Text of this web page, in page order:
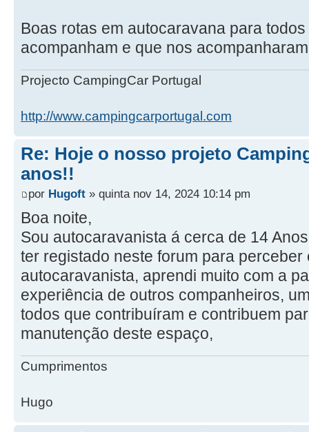
Boas rotas em autocaravana para
acompanham e que nos
Projecto CampingCar Portugal
http://www.campingcarportugal.com
Re: Hoje o nosso projeto
anos!!
por Hugoft » quinta nov 14, 2024 10:14 pm
Boa noite,
Sou autocaravanista á cerca de 14
ter registado neste forum para perceber
autocaravanista, aprendi muito com a
experiência de outros companheiros,
todos que contribuíram e contribuem
manutenção deste espaço,
Cumprimentos
Hugo